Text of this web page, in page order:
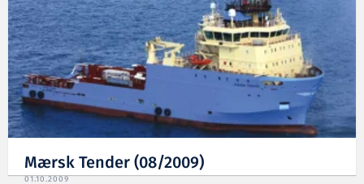
Mærsk Tender (08/2009)
01.10.2009